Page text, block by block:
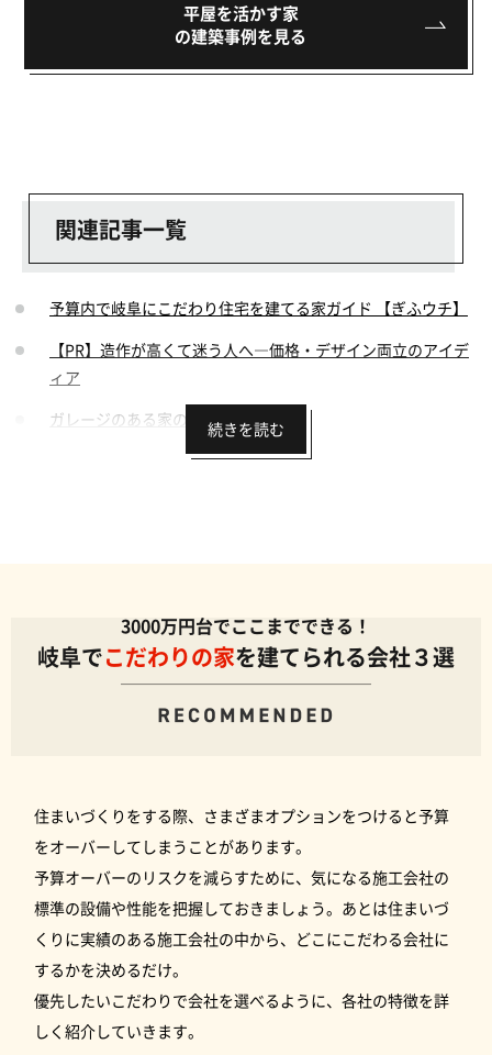
平屋を活かす家
の建築事例を見る
関連記事一覧
予算内で岐阜にこだわり住宅を建てる家ガイド 【ぎふウチ】
【PR】造作が高くて迷う人へ―価格・デザイン両立のアイデ
ィア
ガレージのある家の建築事例
趣味を楽しむ家の建築事例
自然素材を感じる家の建築事例
3000万円台でここまでできる！
岐阜でこだわりの家を建てられる会社３選
住まいづくりをする際、さまざまオプションをつけると予算
をオーバーしてしまうことがあります。
予算オーバーのリスクを減らすために、気になる施工会社の
標準の設備や性能を把握しておきましょう。あとは住まいづ
くりに実績のある施工会社の中から、どこにこだわる会社に
するかを決めるだけ。
優先したいこだわりで会社を選べるように、各社の特徴を詳
しく紹介していきます。